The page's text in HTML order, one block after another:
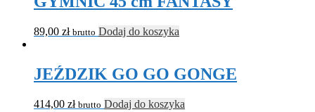
89,00 zł brutto Dodaj do koszyka
JEŹDZIK GO GO GONGE
414,00 zł brutto Dodaj do koszyka